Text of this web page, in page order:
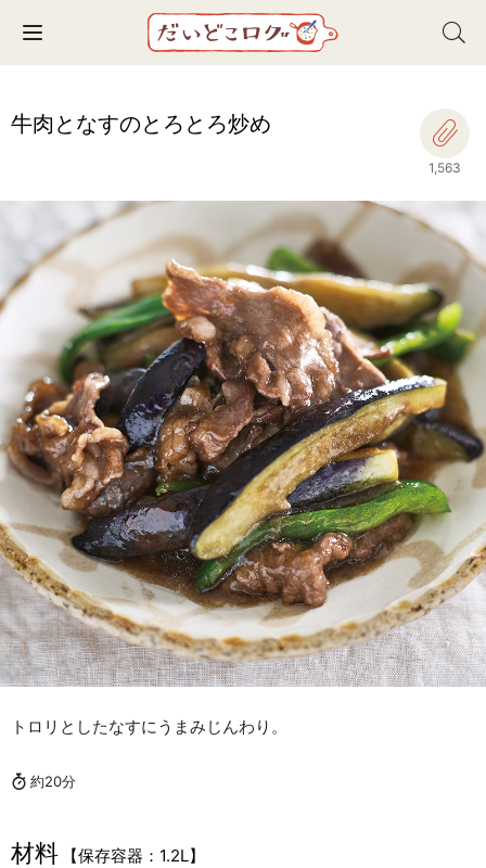
Toggle navigation
牛肉となすのとろとろ炒め
1,563
トロリとしたなすにうまみじんわり。
約20分
材料
【保存容器：1.2L】